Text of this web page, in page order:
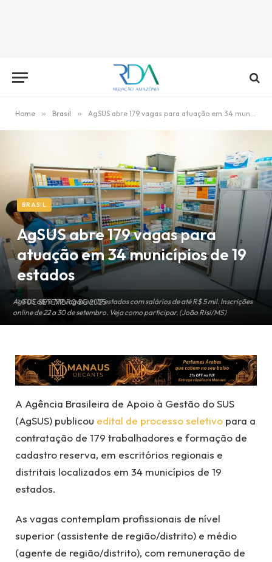
Home » Brasil » AgSUS abre 179 vagas para atuação em 34 municípios de 19 estados
AgSUS abre 179 vagas em 19 estados com salários de até R$ 5 mil. Inscrições
online de 22 a 30 de setembro. Veja como participar. (João Risi/MS)
BRASIL
AgSUS abre 179 vagas para
atuação em 34 municípios de 19
estados
19 DE SETEMBRO DE 2025
A Agência Brasileira de Apoio à Gestão do SUS
(AgSUS) publicou edital de processo seletivo para a
contratação de 179 trabalhadores e formação de
cadastro reserva, em escritórios regionais e
distritais localizados em 34 municípios de 19
estados.
As vagas contemplam profissionais de nível
superior (assistente de região/distrito) e médio
(agente de região/distrito), com remuneração de